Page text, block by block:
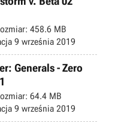
458.6 MB
9 września 2019
Generals - Zero
64.4 MB
9 września 2019